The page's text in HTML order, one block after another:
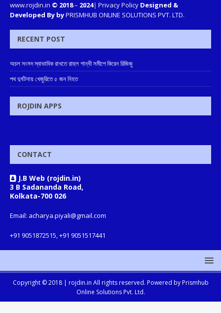
www.rojdin.in © 2018– 2024| Privacy Policy Designed &
Developed By byPRISMHUB ONLINE SOLUTIONS PVT. LTD.
RECENT POST
অচল সংসদ স্বাভাবিক রাখতে রাহুল গান্ধী সমীপে কিরেন রিজিজু
পথ দুর্ঘটনায় খেজুরিতে ৫ জন নিহত
ROJDIN APPS
CONTACT
J.B Web (rojdin.in)
3 B Sadananda Road,
Kolkata-700 026
Email: acharya.piyali@gmail.com
+91 9051872515, +91 9051517441
Copyright © 2018 | rojdin.in All rights reserved. Powered by Prismhub
Online Solutions Pvt. Ltd.